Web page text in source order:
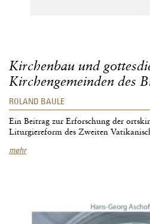
Kirchenbau und
Kirchengemeinden des
ROLAND BAULE
Ein Beitrag zur Erforschung der
Liturgiereform des Zweiten
mehrKirchenbau
des